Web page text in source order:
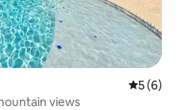
5 de
5 (6)
views